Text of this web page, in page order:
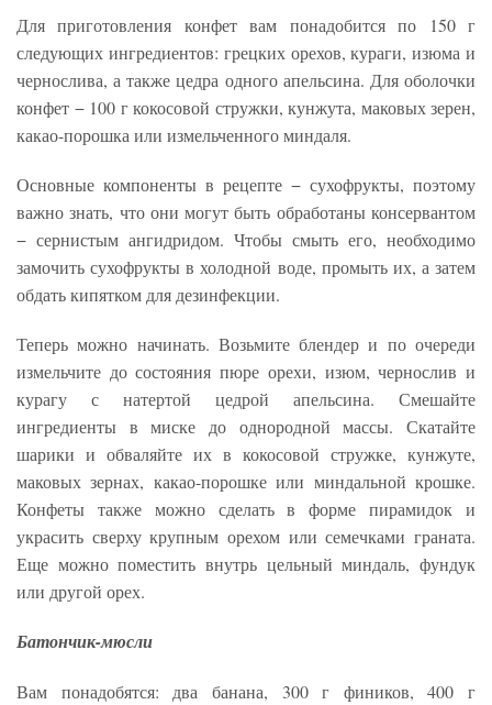
Для приготовления конфет вам понадобится по 150 г
следующих ингредиентов: грецких орехов, кураги, изюма и
чернослива, а также цедра одного апельсина. Для оболочки
конфет − 100 г кокосовой стружки, кунжута, маковых зерен,
какао-порошка или измельченного миндаля.
Основные компоненты в рецепте − сухофрукты, поэтому
важно знать, что они могут быть обработаны консервантом
− сернистым ангидридом. Чтобы смыть его, необходимо
замочить сухофрукты в холодной воде, промыть их, а затем
обдать кипятком для дезинфекции.
Теперь можно начинать. Возьмите блендер и по очереди
измельчите до состояния пюре орехи, изюм, чернослив и
курагу с натертой цедрой апельсина. Смешайте
ингредиенты в миске до однородной массы. Скатайте
шарики и обваляйте их в кокосовой стружке, кунжуте,
маковых зернах, какао-порошке или миндальной крошке.
Конфеты также можно сделать в форме пирамидок и
украсить сверху крупным орехом или семечками граната.
Еще можно поместить внутрь цельный миндаль, фундук
или другой орех.
Батончик-мюсли
Вам понадобятся: два банана, 300 г фиников, 400 г